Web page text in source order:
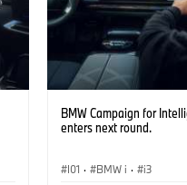
BMW Campaign for
enters next round.
I01 · BMW i · i3